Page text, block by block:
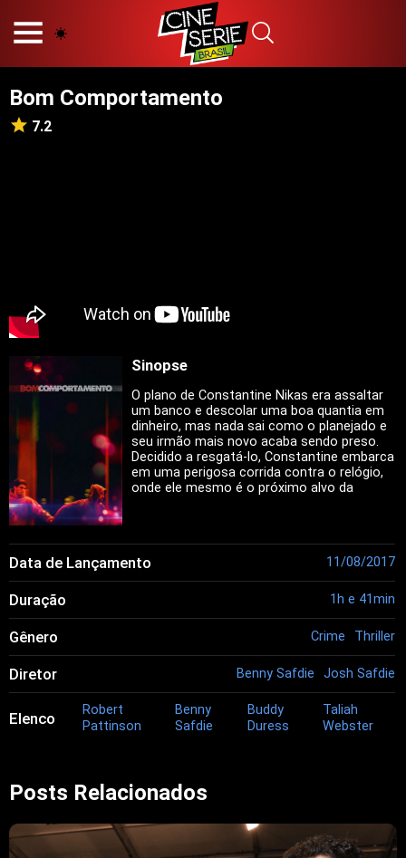
PRINCÍPIOS EDITORIAIS
POLÍTICA DE PRIVACIDADE
Filmes
Novelas
Bom Comportamento
7.2
Sinopse
O plano de Constantine Nikas era assaltar
um banco e descolar uma boa quantia em
dinheiro, mas nada sai como o planejado e
seu irmão mais novo acaba sendo preso.
Decidido a resgatá-lo, Constantine embarca
em uma perigosa corrida contra o relógio,
onde ele mesmo é o próximo alvo da
Data de Lançamento 11/08/2017
Duração 1h e 41min
Gênero Crime Thriller
Diretor Benny Safdie Josh Safdie
Elenco
Robert
Pattinson
Benny
Safdie
Buddy
Duress
Taliah
Webster
Posts Relacionados